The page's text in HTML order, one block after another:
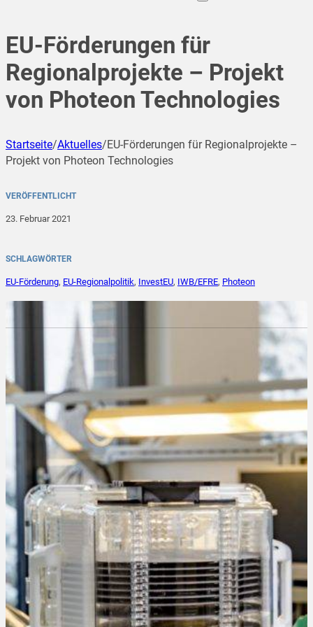
EU-Förderungen für
Regionalprojekte – Projekt
von Photeon Technologies
Startseite/Aktuelles/EU-Förderungen für Regionalprojekte –
Projekt von Photeon Technologies
VERÖFFENTLICHT
23. Februar 2021
SCHLAGWÖRTER
EU-Förderung, EU-Regionalpolitik, InvestEU, IWB/EFRE, Photeon